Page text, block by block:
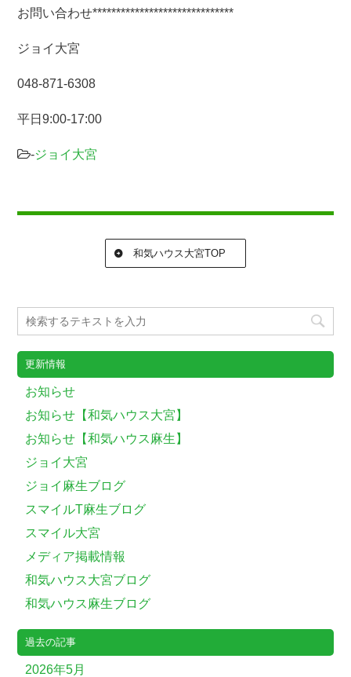
お問い合わせ******************************
ジョイ大宮
048-871-6308
平日9:00-17:00
-ジョイ大宮
和気ハウス大宮TOP
更新情報
お知らせ
お知らせ【和気ハウス大宮】
お知らせ【和気ハウス麻生】
ジョイ大宮
ジョイ麻生ブログ
スマイルT麻生ブログ
スマイル大宮
メディア掲載情報
和気ハウス大宮ブログ
和気ハウス麻生ブログ
過去の記事
2026年5月